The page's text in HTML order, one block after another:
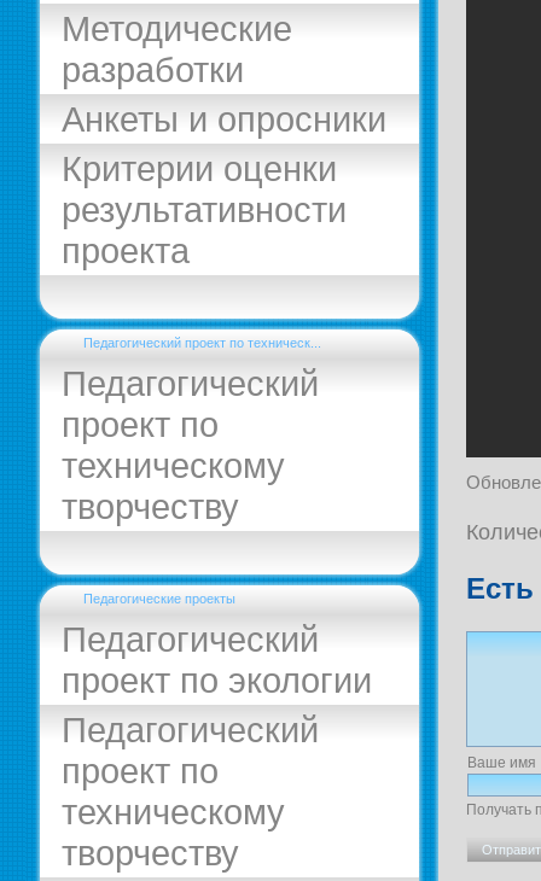
Методические
разработки
Анкеты и опросники
Критерии оценки
результативности
проекта
Педагогический проект по техническ...
Педагогический
проект по
техническому
творчеству
Педагогические проекты
Педагогический
проект по экологии
Педагогический
проект по
техническому
творчеству
Ваше имя
Получать